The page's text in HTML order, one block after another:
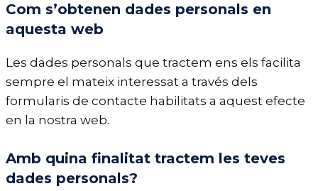
Com s’obtenen dades personals en
aquesta web
Les dades personals que tractem ens els facilita
sempre el mateix interessat a través dels
formularis de contacte habilitats a aquest efecte
en la nostra web.
Amb quina finalitat tractem les teves
dades personals?